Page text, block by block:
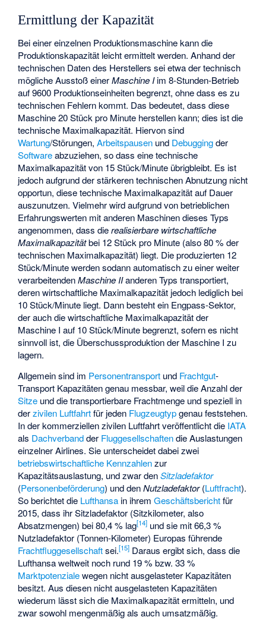
Ermittlung der Kapazität
Bei einer einzelnen Produktionsmaschine kann die
Produktionskapazität leicht ermittelt werden. Anhand der
technischen Daten des Herstellers sei etwa der technisch
mögliche Ausstoß einerMaschine Iim 8-Stunden-Betrieb
auf 9600 Produktionseinheiten begrenzt, ohne dass es zu
technischen Fehlern kommt. Das bedeutet, dass diese
Maschine 20 Stück pro Minute herstellen kann; dies ist die
technische Maximalkapazität. Hiervon sind
Wartung/Störungen,Arbeitspausen und Debuggingder
Softwareabzuziehen, so dass eine technische
Maximalkapazität von 15 Stück/Minute übrigbleibt. Es ist
jedoch aufgrund der stärkeren technischen Abnutzung nicht
opportun, diese technische Maximalkapazität auf Dauer
auszunutzen. Vielmehr wird aufgrund von betrieblichen
Erfahrungswerten mit anderen Maschinen dieses Typs
angenommen, dass dierealisierbare wirtschaftliche
Maximalkapazitätbei 12 Stück pro Minute (also 80 % der
technischen Maximalkapazität) liegt. Die produzierten 12
Stück/Minute werden sodann automatisch zu einer weiter
verarbeitendenMaschine IIanderen Typs transportiert,
deren wirtschaftliche Maximalkapazität jedoch lediglich bei
10 Stück/Minute liegt. Dann besteht ein Engpass-Sektor,
der auch die wirtschaftliche Maximalkapazität der
Maschine I auf 10 Stück/Minute begrenzt, sofern es nicht
sinnvoll ist, die Überschussproduktion der Maschine I zu
lagern.
Allgemein sind im Personentransport und Frachtgut-
Transport Kapazitäten genau messbar, weil die Anzahl der
Sitze und die transportierbare Frachtmenge und speziell in
derzivilen Luftfahrtfür jeden Flugzeugtypgenau feststehen.
In der kommerziellen zivilen Luftfahrt veröffentlicht die IATA
als Dachverbandder Fluggesellschaftendie Auslastungen
einzelner Airlines. Sie unterscheidet dabei zwei
betriebswirtschaftliche Kennzahlenzur
Kapazitätsauslastung, und zwar denSitzladefaktor
(Personenbeförderung) und denNutzladefaktor(Luftfracht).
So berichtet die Lufthansa in ihremGeschäftsberichtfür
2015, dass ihr Sitzladefaktor (Sitzkilometer, also
Absatzmengen) bei 80,4 % lag[14] und sie mit 66,3 %
Nutzladefaktor (Tonnen-Kilometer) Europas führende
Frachtfluggesellschaftsei.[15] Daraus ergibt sich, dass die
Lufthansa weltweit noch rund 19 % bzw. 33 %
Marktpotenzialewegen nicht ausgelasteter Kapazitäten
besitzt. Aus diesen nicht ausgelasteten Kapazitäten
wiederum lässt sich die Maximalkapazität ermitteln, und
zwar sowohl mengenmäßig als auch umsatzmäßig.